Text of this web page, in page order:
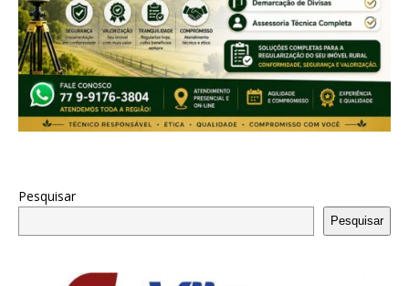
Pesquisar
Pesquisar